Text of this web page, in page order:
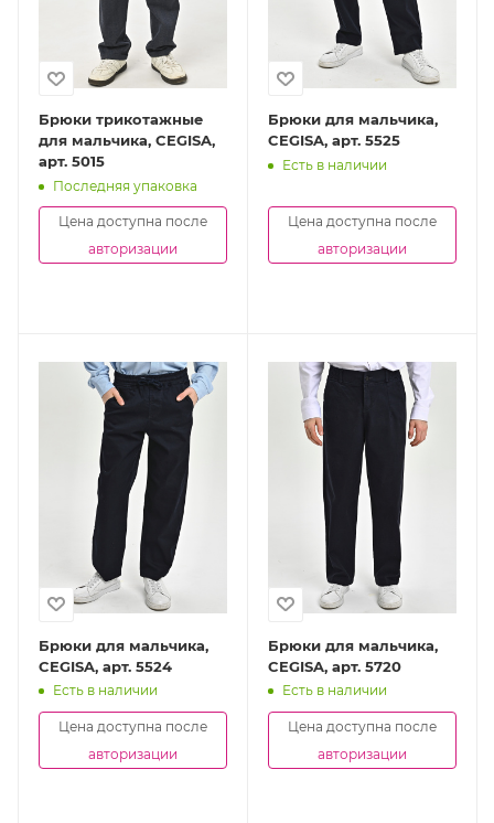
Брюки трикотажные
для мальчика, CEGISA,
арт. 5015
Последняя упаковка
Цена доступна после
авторизации
Брюки для мальчика,
CEGISA, арт. 5525
Есть в наличии
Цена доступна после
авторизации
Брюки для мальчика,
CEGISA, арт. 5524
Есть в наличии
Цена доступна после
авторизации
Брюки для мальчика,
CEGISA, арт. 5720
Есть в наличии
Цена доступна после
авторизации